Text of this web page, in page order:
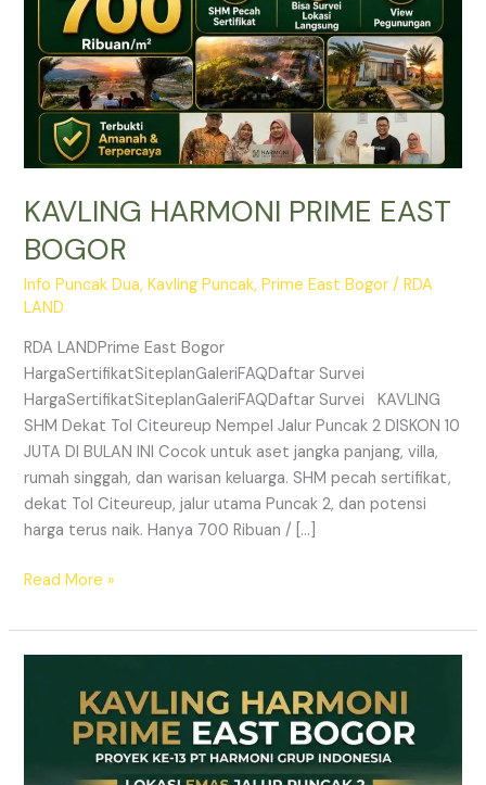
KAVLING HARMONI PRIME EAST
BOGOR
Info Puncak Dua,Kavling Puncak,Prime East Bogor /RDA
LAND
RDA LANDPrime East Bogor
HargaSertifikatSiteplanGaleriFAQDaftar Survei
HargaSertifikatSiteplanGaleriFAQDaftar Survei KAVLING
SHM Dekat Tol Citeureup Nempel Jalur Puncak 2 DISKON 10
JUTA DI BULAN INI Cocok untuk aset jangka panjang, villa,
rumah singgah, dan warisan keluarga. SHM pecah sertifikat,
dekat Tol Citeureup, jalur utama Puncak 2, dan potensi
harga terus naik. Hanya 700 Ribuan / […]
Read More »